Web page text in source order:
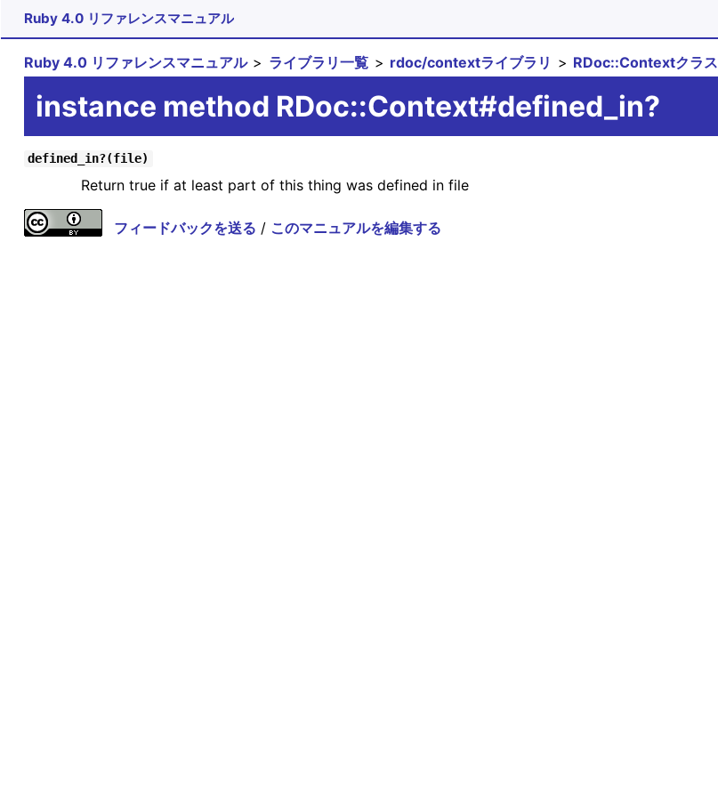
Ruby 4.0 リファレンスマニュアル
Ruby 4.0 リファレンスマニュアル ライブラリ一覧 rdoc/contextライブラリ RDoc::Contextクラス
instance method RDoc::Context#defined_in?
defined_in?(file)
Return true if at least part of this thing was defined in file
フィードバックを送る / このマニュアルを編集する